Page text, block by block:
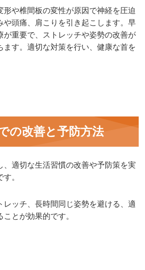
形や椎間板の変性が原因で神経を圧迫
や頭痛、肩こりを引き起こします。早
が重要で、ストレッチや姿勢の改善が
ます。適切な対策を行い、健康な首を
の改善と予防方法
、適切な生活習慣の改善や予防策を実
。
レッチ、長時間同じ姿勢を避ける、適
とが効果的です。